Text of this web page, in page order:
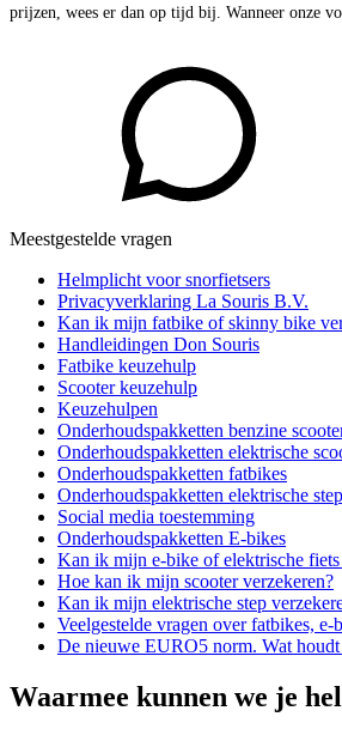
prijzen, wees er dan op tijd bij. Wanneer onze
Meestgestelde vragen
Helmplicht voor snorfietsers
Privacyverklaring La Souris B.V.
Kan ik mijn fatbike of skinny bike
Handleidingen Don Souris
Fatbike keuzehulp
Scooter keuzehulp
Keuzehulpen
Onderhoudspakketten benzine
Onderhoudspakketten elektrische
Onderhoudspakketten fatbikes
Onderhoudspakketten elektrische
Social media toestemming
Onderhoudspakketten E-bikes
Kan ik mijn e-bike of elektrische fiets
Hoe kan ik mijn scooter verzekeren?
Kan ik mijn elektrische step
Veelgestelde vragen over fatbikes,
De nieuwe EURO5 norm. Wat
Waarmee kunnen we je